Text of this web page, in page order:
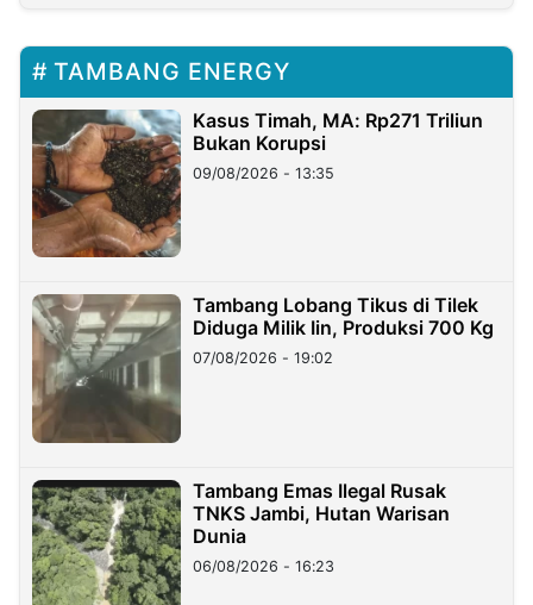
TAMBANG ENERGY
Kasus Timah, MA: Rp271 Triliun
Bukan Korupsi
09/08/2026 - 13:35
Tambang Lobang Tikus di Tilek
Diduga Milik Iin, Produksi 700 Kg
07/08/2026 - 19:02
Tambang Emas Ilegal Rusak
TNKS Jambi, Hutan Warisan
Dunia
06/08/2026 - 16:23